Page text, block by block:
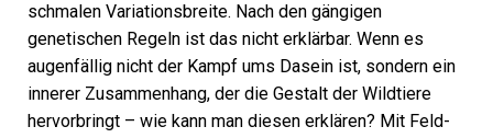
schmalen Variations­breite. Nach den gängigen
genetischen Regeln ist das nicht erklärbar. Wenn es
augenfällig nicht der Kampf ums Dasein ist, sondern ein
innerer Zusammenhang, der die Gestalt der Wildtiere
hervorbringt – wie kann man diesen erklären? Mit Feld-